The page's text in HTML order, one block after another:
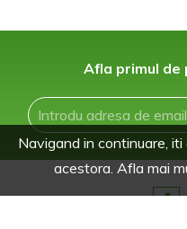
Afla primul
Navigand in continuare,
acestora. Afla mai